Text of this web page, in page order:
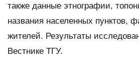
также данные этнографии,
названия населенных пунктов,
жителей. Результаты
Вестнике ТГУ.